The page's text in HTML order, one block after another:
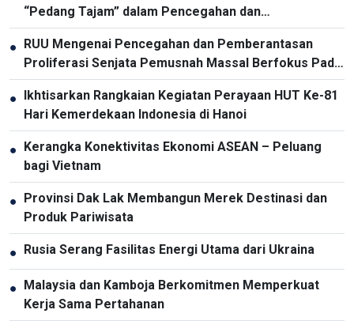
“Pedang Tajam” dalam Pencegahan dan
Pemberantasan Kriminalitas
● RUU Mengenai Pencegahan dan Pemberantasan
Proliferasi Senjata Pemusnah Massal Berfokus Pada
Pencegahan dan Pelaksanaan Komitmen
Internasional oleh Vietnam
● Ikhtisarkan Rangkaian Kegiatan Perayaan HUT Ke-81
Hari Kemerdekaan Indonesia di Hanoi
● Kerangka Konektivitas Ekonomi ASEAN – Peluang
bagi Vietnam
● Provinsi Dak Lak Membangun Merek Destinasi dan
Produk Pariwisata
● Rusia Serang Fasilitas Energi Utama dari Ukraina
● Malaysia dan Kamboja Berkomitmen Memperkuat
Kerja Sama Pertahanan